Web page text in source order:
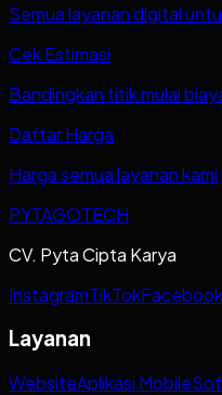
Semua layanan digital
Cek Estimasi
Bandingkan titik mulai
Daftar Harga
Harga semua layanan kami
PYTAGOTECH
CV. Pyta Cipta Karya
InstagramTikTokFacebook
Layanan
WebsiteAplikasi Mobile